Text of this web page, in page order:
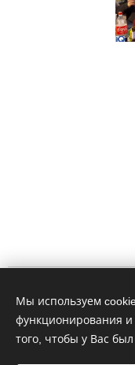
WhatsApp:
Мы используем
функционирования и
того, чтобы у Вас